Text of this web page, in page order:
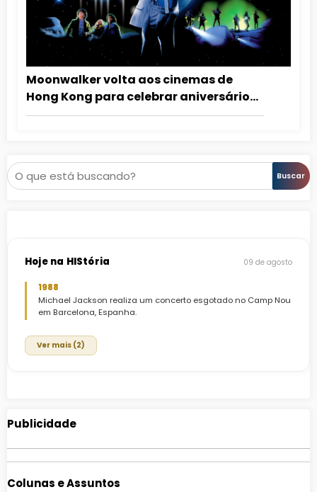
Moonwalker volta aos cinemas de
Hong Kong para celebrar aniversário
de Michael Jackson
Pesquisar Buscar
Hoje na HIStória 09 de agosto
1988
Michael Jackson realiza um concerto esgotado no Camp Nou
em Barcelona, Espanha.
Ver mais (2)
Publicidade
Colunas e Assuntos